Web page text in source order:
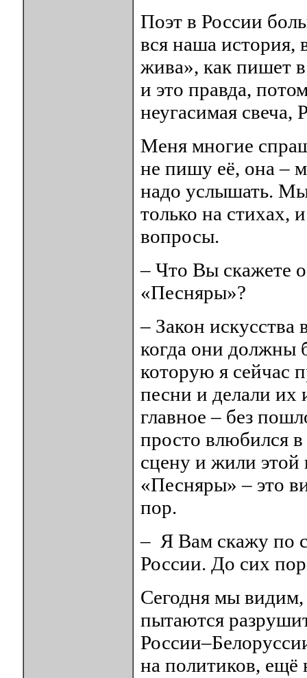
Поэт в России
вся наша история,
жива», как пишет
и это правда,
неугасимая свеча,
Меня многие
не пишу её, она –
надо услышать.
только на стихах,
вопросы.
– Что Вы скажете
«Песняры»?
– Закон искусства
когда они должны
которую я сейчас
песни и делали их
главное – без
просто влюбился
сцену и жили этой
«Песняры» – это
пор.
– Я Вам скажу по
России. До сих
Сегодня мы видим,
пытаются
на политиков, ещё